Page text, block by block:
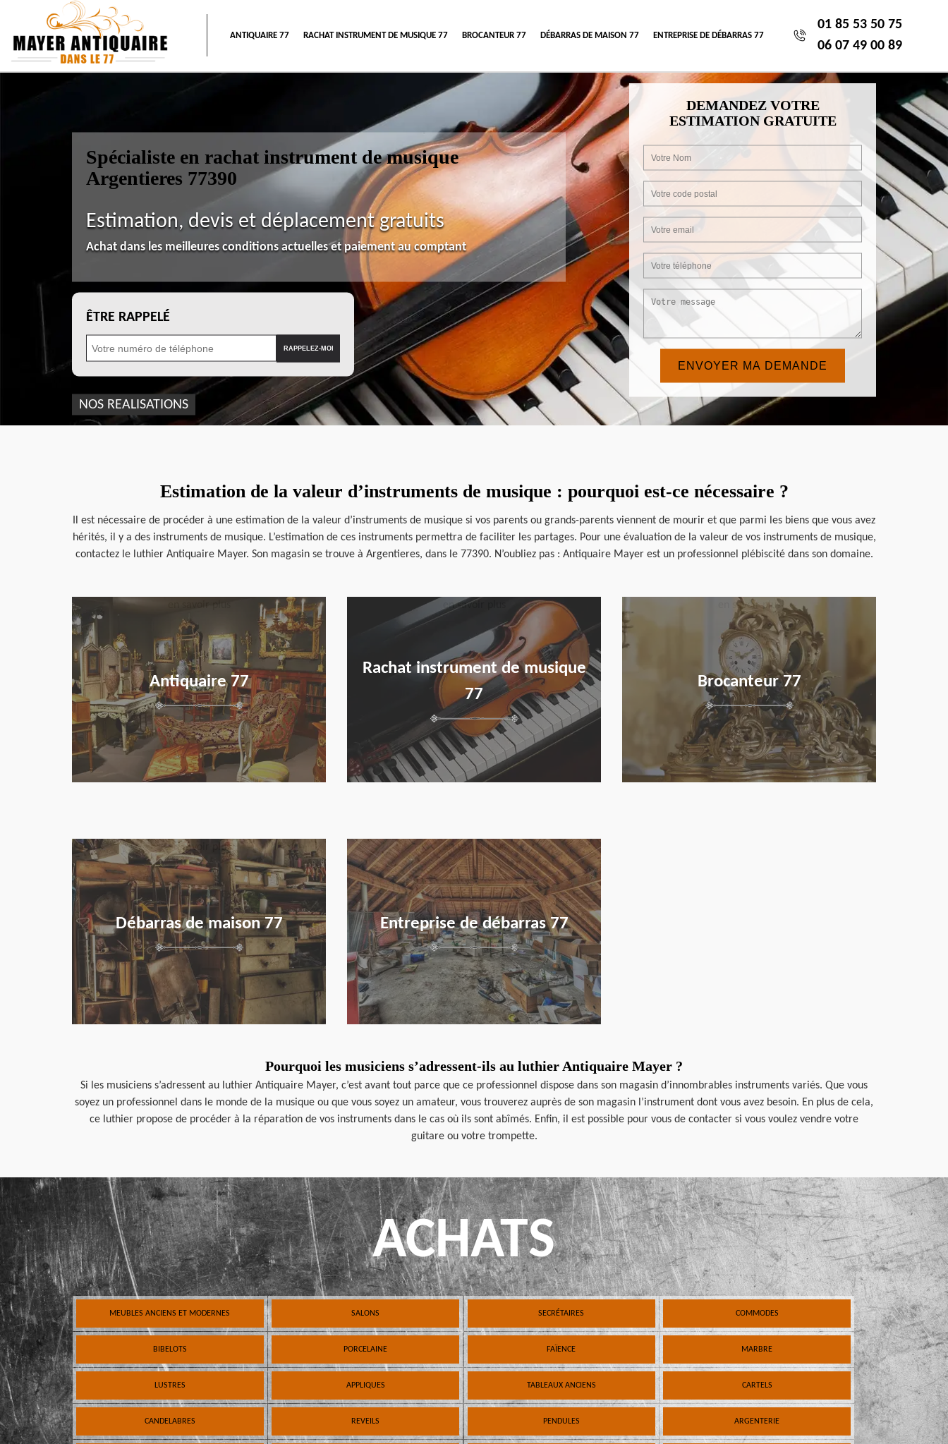
ANTIQUAIRE 77 RACHAT INSTRUMENT DE MUSIQUE 77 BROCANTEUR 77 DÉBARRAS DE MAISON 77 ENTREPRISE DE DÉBARRAS 77
01 85 53 50 75
06 07 49 00 89
Spécialiste en rachat instrument de musique
Argentieres 77390
Estimation, devis et déplacement gratuits
Achat dans les meilleures conditions actuelles et paiement au comptant
ÊTRE RAPPELÉ
NOS REALISATIONS
DEMANDEZ VOTRE
ESTIMATION GRATUITE
Estimation de la valeur d’instruments de musique : pourquoi est-ce nécessaire ?
Il est nécessaire de procéder à une estimation de la valeur d’instruments de musique si vos parents ou grands-parents viennent de mourir et que parmi les biens que vous avez
hérités, il y a des instruments de musique. L’estimation de ces instruments permettra de faciliter les partages. Pour une évaluation de la valeur de vos instruments de musique,
contactez le luthier Antiquaire Mayer. Son magasin se trouve à Argentieres, dans le 77390. N’oubliez pas : Antiquaire Mayer est un professionnel plébiscité dans son domaine.
Antiquaire 77
Rachat instrument de musique
77
en savoir plus
Brocanteur 77
en savoir plus
Débarras de maison 77
en savoir plus
Entreprise de débarras 77
en savoir plus
Pourquoi les musiciens s’adressent-ils au luthier Antiquaire Mayer ?
Si les musiciens s’adressent au luthier Antiquaire Mayer, c’est avant tout parce que ce professionnel dispose dans son magasin d’innombrables instruments variés. Que vous
soyez un professionnel dans le monde de la musique ou que vous soyez un amateur, vous trouverez auprès de son magasin l’instrument dont vous avez besoin. En plus de cela,
ce luthier propose de procéder à la réparation de vos instruments dans le cas où ils sont abîmés. Enfin, il est possible pour vous de contacter si vous voulez vendre votre
guitare ou votre trompette.
ACHATS
MEUBLES ANCIENS ET MODERNES SALONS SECRÉTAIRES COMMODES
BIBELOTS PORCELAINE FAÏENCE MARBRE
LUSTRES APPLIQUES TABLEAUX ANCIENS CARTELS
CANDELABRES REVEILS PENDULES ARGENTERIE